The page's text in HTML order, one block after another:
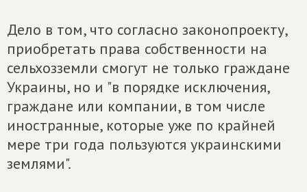
Дело в том, что согласно законопроекту,
приобретать права собственности на
сельхозземли смогут не только граждане
Украины, но и "в порядке исключения,
граждане или компании, в том числе
иностранные, которые уже по крайней
мере три года пользуются украинскими
землями".